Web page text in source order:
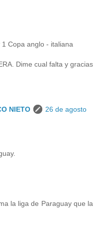
Copa anglo - italiana
Dime cual falta y gracias
NIETO
26 de agosto
la liga de Paraguay que la